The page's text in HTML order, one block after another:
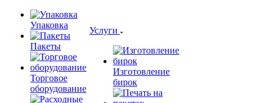
Упаковка
Пакеты
Торговое
оборудование
Услуги
Изготовление
бирок